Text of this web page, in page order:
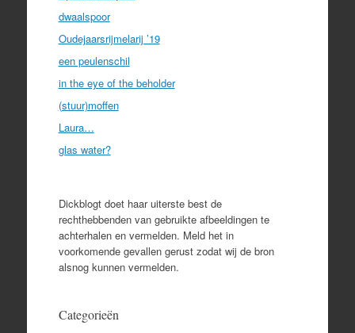
dwaalspoor
Oudejaarsrijmelarij ’19
een peulenschil
in the eye of the beholder
(stuur)moffen
Laura…
glas water?
Dickblogt doet haar uiterste best de
rechthebbenden van gebruikte afbeeldingen te
achterhalen en vermelden. Meld het in
voorkomende gevallen gerust zodat wij de bron
alsnog kunnen vermelden.
Categorieën